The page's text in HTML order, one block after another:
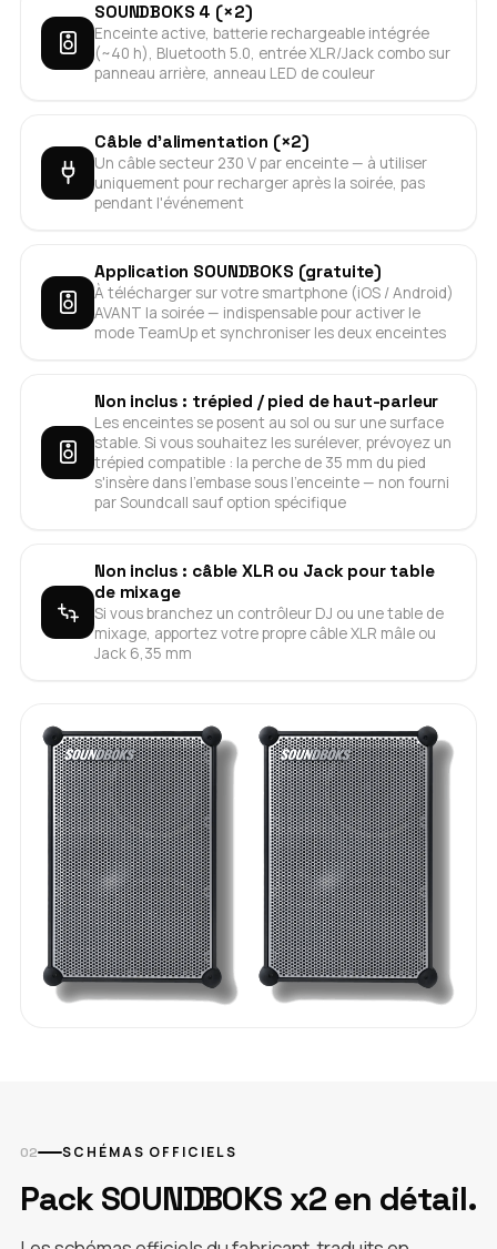
SOUNDBOKS 4 (×2)
Enceinte active, batterie rechargeable intégrée
(~40 h), Bluetooth 5.0, entrée XLR/Jack combo sur
panneau arrière, anneau LED de couleur
Câble d'alimentation (×2)
Un câble secteur 230 V par enceinte — à utiliser
uniquement pour recharger après la soirée, pas
pendant l'événement
Application SOUNDBOKS (gratuite)
À télécharger sur votre smartphone (iOS / Android)
AVANT la soirée — indispensable pour activer le
mode TeamUp et synchroniser les deux enceintes
Non inclus : trépied / pied de haut-parleur
Les enceintes se posent au sol ou sur une surface
stable. Si vous souhaitez les surélever, prévoyez un
trépied compatible : la perche de 35 mm du pied
s'insère dans l'embase sous l'enceinte — non fourni
par Soundcall sauf option spécifique
Non inclus : câble XLR ou Jack pour table
de mixage
Si vous branchez un contrôleur DJ ou une table de
mixage, apportez votre propre câble XLR mâle ou
Jack 6,35 mm
SCHÉMAS OFFICIELS
Pack SOUNDBOKS x2 en détail.